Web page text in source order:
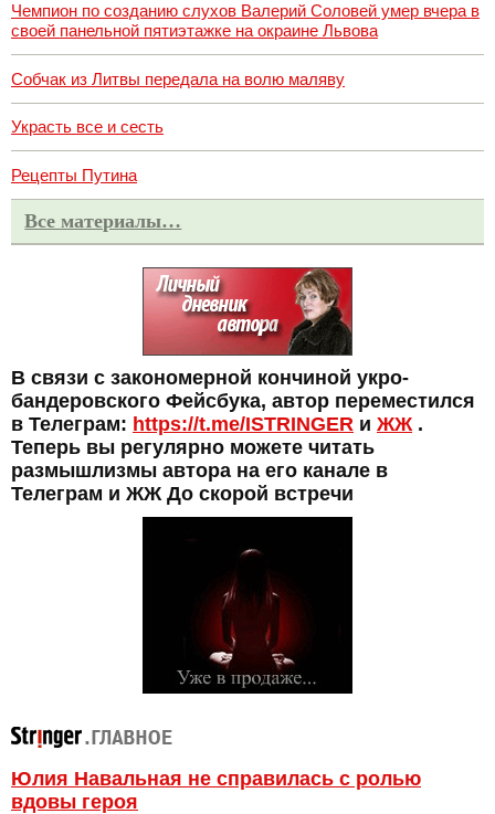
Чемпион по созданию слухов Валерий Соловей умер вчера в
своей панельной пятиэтажке на окраине Львова
Собчак из Литвы передала на волю маляву
Украсть все и сесть
Рецепты Путина
Все материалы…
В связи с закономерной кончиной укро-
бандеровского Фейсбука, автор переместился
в Телеграм: https://t.me/ISTRINGER и ЖЖ.
Теперь вы регулярно можете читать
размышлизмы автора на его канале в
Телеграм и ЖЖ До скорой встречи
Юлия Навальная не справилась с ролью
вдовы героя